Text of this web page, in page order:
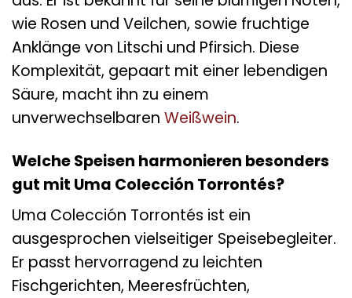
wie Rosen und Veilchen, sowie fruchtige
Anklänge von Litschi und Pfirsich. Diese
Komplexität, gepaart mit einer lebendigen
Säure, macht ihn zu einem
unverwechselbaren Weißwein.
Welche Speisen harmonieren besonders
gut mit Uma Colección Torrontés?
Uma Colección Torrontés ist ein
ausgesprochen vielseitiger Speisebegleiter.
Er passt hervorragend zu leichten
Fischgerichten, Meeresfrüchten,